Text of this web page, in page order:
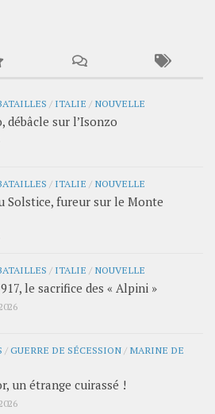
/ ITALIE / NOUVELLE
débâcle sur l’Isonzo
/ ITALIE / NOUVELLE
Solstice, fureur sur le Monte
/ ITALIE / NOUVELLE
le sacrifice des « Alpini »
/GUERRE DE SÉCESSION / MARINE DE
un étrange cuirassé !